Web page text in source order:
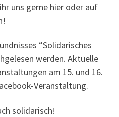
uns gerne hier oder auf
“Solidarisches
werden. Aktuelle
am 15. und 16.
Veranstaltung.
solidarisch!